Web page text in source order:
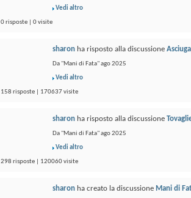
Vedi altro
0 risposte | 0 visite
sharon ha risposto alla discussione
Da "Mani di Fata" ago 2025
Vedi altro
158 risposte | 170637 visite
sharon ha risposto alla discussione
Da "Mani di Fata" ago 2025
Vedi altro
298 risposte | 120060 visite
sharon ha creato la discussione Mani di